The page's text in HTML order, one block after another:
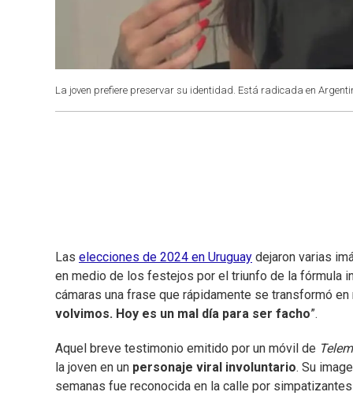
La joven prefiere preservar su identidad. Está radicada en
Las elecciones de 2024 en Uruguay dejaron varias
en medio de los festejos por el triunfo de la fórmula
cámaras una frase que rápidamente se transformó
volvimos. Hoy es un mal día para ser facho”.
Aquel breve testimonio emitido por un móvil de
la joven en un personaje viral involuntario. Su
semanas fue reconocida en la calle por